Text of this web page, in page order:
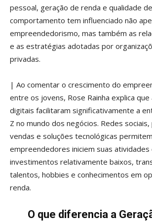
pessoal, geração de renda e qualidade
comportamento tem influenciado não
empreendedorismo, mas também as
e as estratégias adotadas por
privadas.
| Ao comentar o crescimento do
entre os jovens, Rose Rainha explica
digitais facilitaram significativamente a
Z no mundo dos negócios. Redes
vendas e soluções tecnológicas
empreendedores iniciem suas atividades
investimentos relativamente baixos,
talentos, hobbies e conhecimentos em
renda.
O que diferencia a